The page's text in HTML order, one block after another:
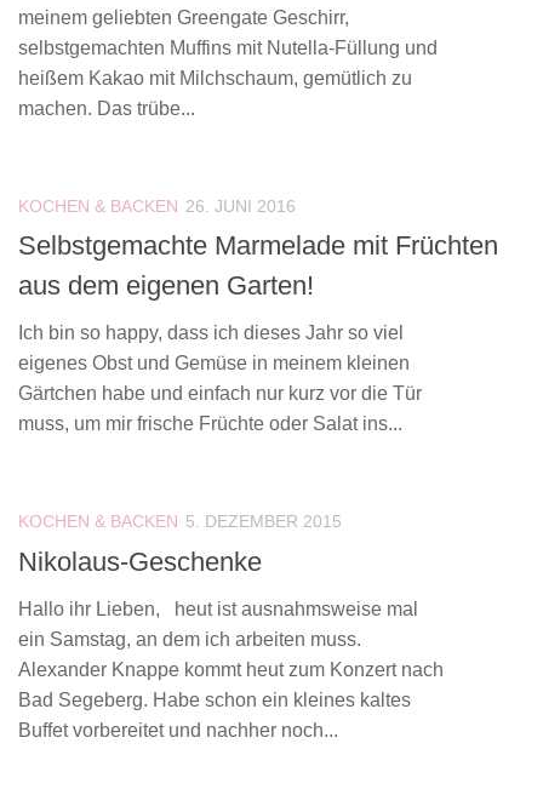
meinem geliebten Greengate Geschirr,
selbstgemachten Muffins mit Nutella-Füllung und
heißem Kakao mit Milchschaum, gemütlich zu
machen. Das trübe...
KOCHEN & BACKEN 26. JUNI 2016
Selbstgemachte Marmelade mit Früchten
aus dem eigenen Garten!
Ich bin so happy, dass ich dieses Jahr so viel
eigenes Obst und Gemüse in meinem kleinen
Gärtchen habe und einfach nur kurz vor die Tür
muss, um mir frische Früchte oder Salat ins...
KOCHEN & BACKEN 5. DEZEMBER 2015
Nikolaus-Geschenke
Hallo ihr Lieben, heut ist ausnahmsweise mal
ein Samstag, an dem ich arbeiten muss.
Alexander Knappe kommt heut zum Konzert nach
Bad Segeberg. Habe schon ein kleines kaltes
Buffet vorbereitet und nachher noch...